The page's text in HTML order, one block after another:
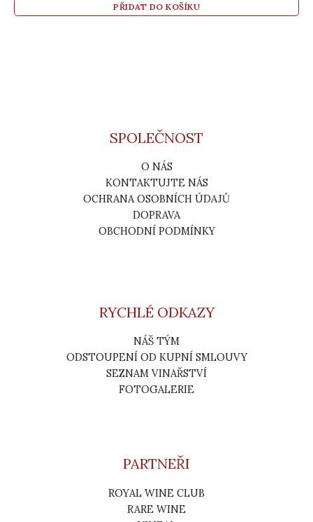
PŘIDAT DO KOŠÍKU
SPOLEČNOST
O NÁS
KONTAKTUJTE NÁS
OCHRANA OSOBNÍCH ÚDAJŮ
DOPRAVA
OBCHODNÍ PODMÍNKY
RYCHLÉ ODKAZY
NÁŠ TÝM
ODSTOUPENÍ OD KUPNÍ SMLOUVY
SEZNAM VINAŘSTVÍ
FOTOGALERIE
PARTNEŘI
ROYAL WINE CLUB
RARE WINE